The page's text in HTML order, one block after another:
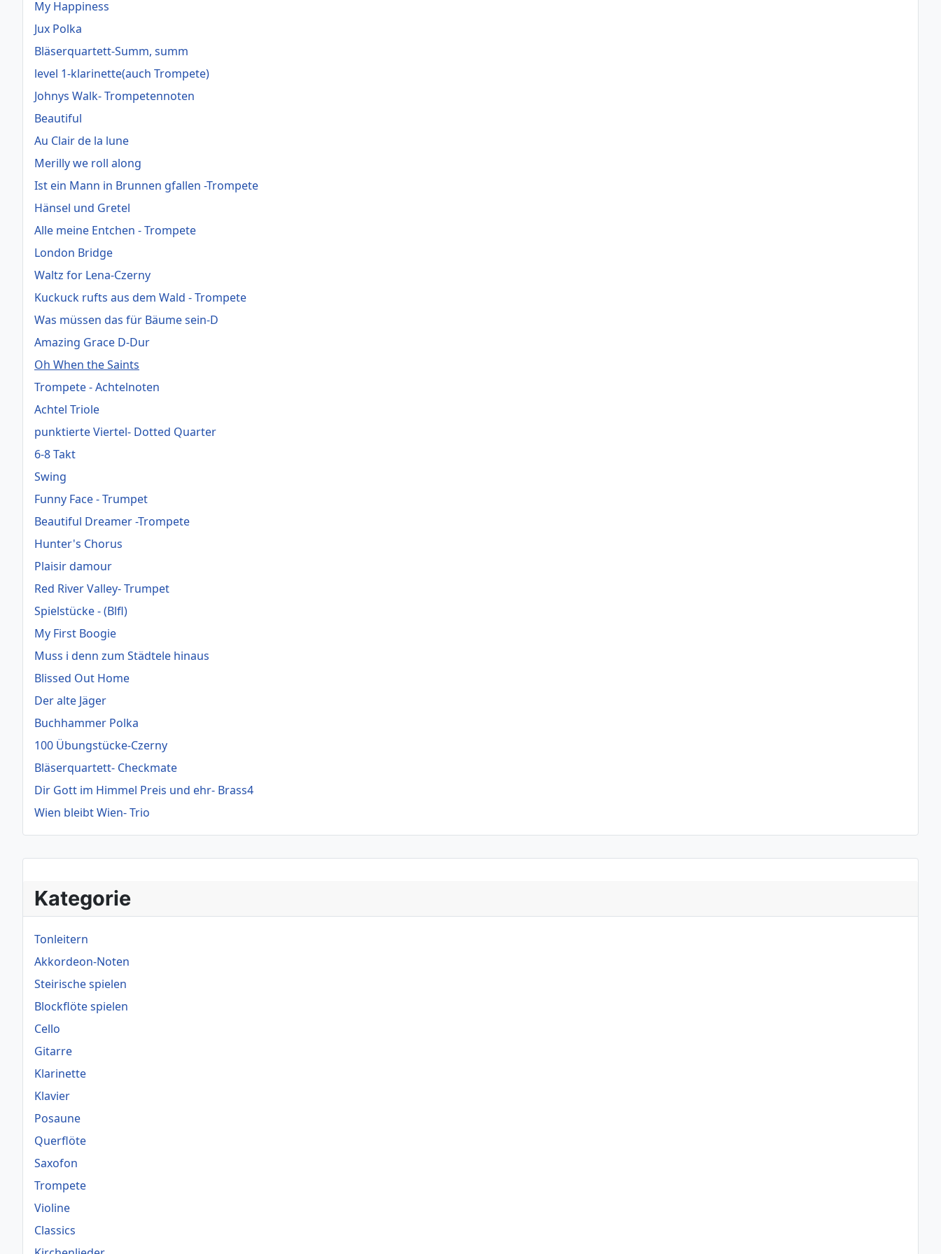
Kategorie
Tonleitern
Akkordeon-Noten
Steirische spielen
Blockflöte spielen
Cello
Gitarre
Klarinette
Klavier
Posaune
Querflöte
Saxofon
Trompete
Violine
Classics
My Happiness
Jux Polka
Bläserquartett-Summ, summ
level 1-klarinette(auch Trompete)
Johnys Walk- Trompetennoten
Beautiful
Au Clair de la lune
Merilly we roll along
Ist ein Mann in Brunnen gfallen -Trompete
Hänsel und Gretel
Alle meine Entchen - Trompete
London Bridge
Waltz for Lena-Czerny
Kuckuck rufts aus dem Wald - Trompete
Was müssen das für Bäume sein-D
Amazing Grace D-Dur
Oh When the Saints
Trompete - Achtelnoten
Achtel Triole
punktierte Viertel- Dotted Quarter
6-8 Takt
Swing
Funny Face - Trumpet
Beautiful Dreamer -Trompete
Hunter's Chorus
Plaisir damour
Red River Valley- Trumpet
Spielstücke - (Blfl)
My First Boogie
Muss i denn zum Städtele hinaus
Blissed Out Home
Der alte Jäger
Buchhammer Polka
100 Übungstücke-Czerny
Bläserquartett- Checkmate
Dir Gott im Himmel Preis und ehr- Brass4
Wien bleibt Wien- Trio